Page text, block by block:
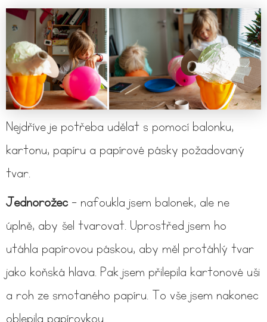
Nejdříve je potřeba udělat s pomocí balonku,
kartonu, papíru a papírové pásky požadovaný
tvar.
Jednorožec - nafoukla jsem balonek, ale ne
úplně, aby šel tvarovat. Uprostřed jsem ho
utáhla papírovou páskou, aby měl protáhlý tvar
jako koňská hlava. Pak jsem přilepila kartonové uši
a roh ze smotaného papíru. To vše jsem nakonec
oblepila papírovkou.